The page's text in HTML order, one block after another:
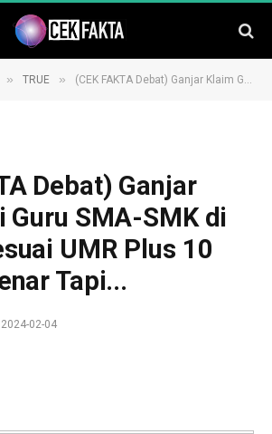
» TRUE » (CEK FAKTA Debat) Ganjar Klaim Gaji Guru SMA-SMK di Jateng Sesuai UMR Plus 10 Persen, Benar Tapi...
Debat) Ganjar
Guru SMA-SMK di
UMR Plus 10
Tapi...
2024-02-04